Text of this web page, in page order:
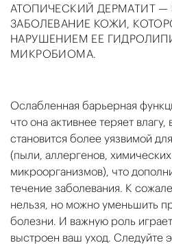
АТОПИЧЕСКИЙ ДЕРМАТИТ
ЗАБОЛЕВАНИЕ КОЖИ,
НАРУШЕНИЕМ ЕЕ
МИКРОБИОМА.
Ослабленная барьерная
что она активнее теряет
становится более уязвимой
(пыли, аллергенов,
микроорганизмов), что
течение заболевания. К
нельзя, но можно уменьшить
болезни. И важную роль
выстроен ваш уход. Следуйте